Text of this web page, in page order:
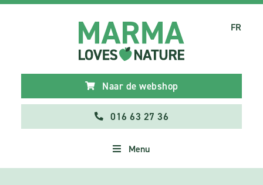
Naar de webshop
016 63 27 36
Menu
FR